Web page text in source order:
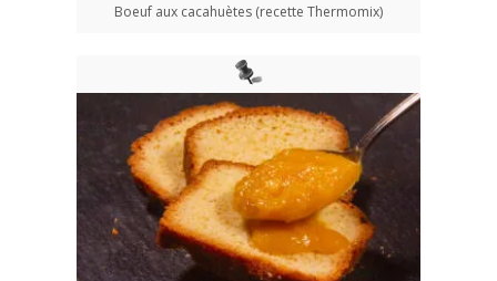
Boeuf aux cacahuètes (recette Thermomix)